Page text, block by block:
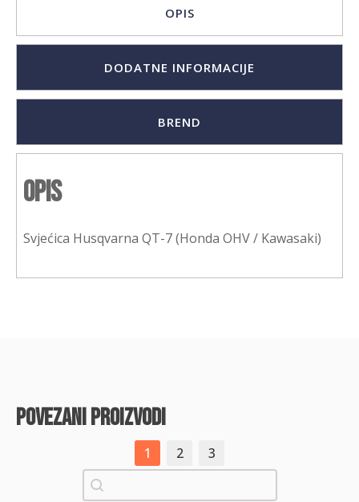
OPIS
DODATNE INFORMACIJE
BREND
Opis
Svjećica Husqvarna QT-7 (Honda OHV / Kawasaki)
povezani proizvodi
1 2
3
Pretraži